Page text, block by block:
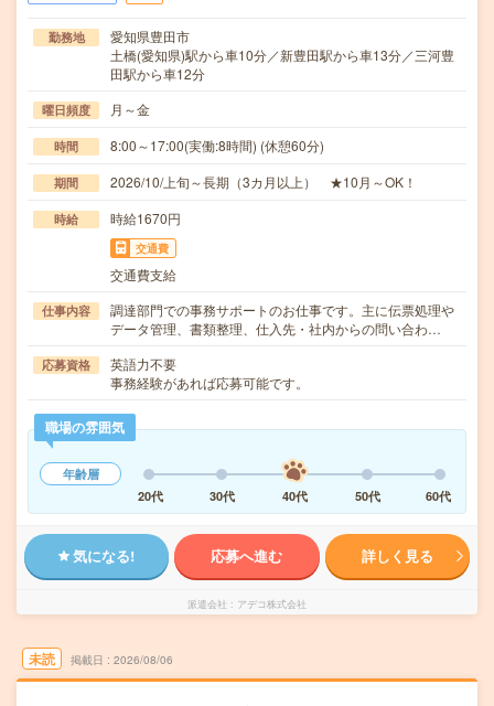
勤務地
愛知県豊田市
土橋(愛知県)駅から車10分／新豊田駅から車13分／三河豊
田駅から車12分
曜日頻度 月～金
時間 8:00～17:00(実働:8時間) (休憩60分)
期間 2026/10/上旬～長期（3カ月以上） ★10月～OK！
時給 時給1670円
交通費
交通費支給
仕事内容
調達部門での事務サポートのお仕事です。主に伝票処理や
データ管理、書類整理、仕入先・社内からの問い合わ…
応募資格
英語力不要
事務経験があれば応募可能です。
職場の雰囲気
年齢層
20代
30代 40代 50代 60代
気になる! 応募へ進む 詳しく見る
派遣会社 アデコ株式会社
未読 掲載日 2026/08/06